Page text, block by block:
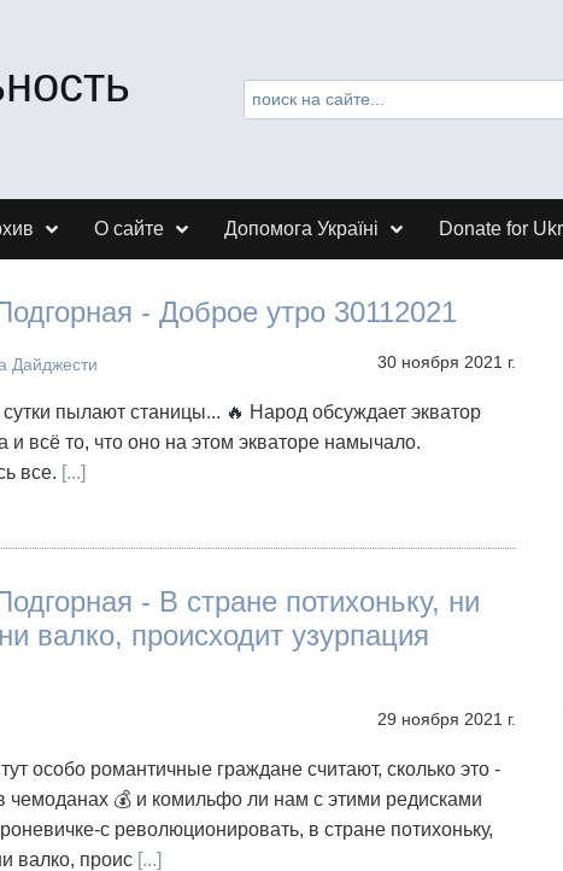
О сайте Допомога Україні Donate for
- Доброе утро 30112021
Дайджести 30 ноября 2021 г.
пылают станицы... 🔥 Народ обсуждает экватор
и всё то, что оно на этом экваторе намычало.
все. [...]
- В стране потихоньку, ни
валко, происходит узурпация
29 ноября 2021 г.
особо романтичные граждане считают, сколько это -
чемоданах 💰 и комильфо ли нам с этими редисками
с революционировать, в стране потихоньку,
валко, проис [...]